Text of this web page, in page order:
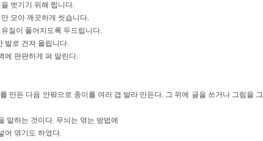
벗기기 위해 찝니다.
모아 깨끗하게 씻습니다.
질이 풀어지도록 두드립니다.
발로 건져 올립니다.
에 판판하게 펴 말린다.
만든 다음 안팎으로 종이를 여러 겹 발라 만든다. 그 위에 글을 쓰거나 그림을 그
말하는 것이다. 무늬는 엮는 방법에
어 엮기도 하였다.